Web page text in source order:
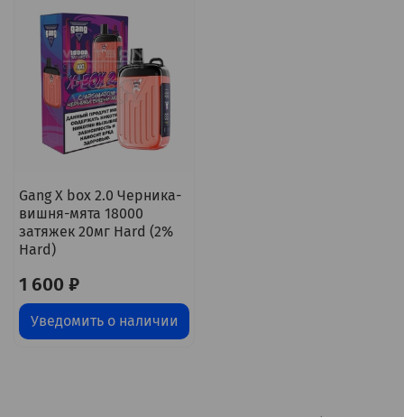
Gang X box 2.0 Черника-
вишня-мята 18000
затяжек 20мг Hard (2%
Hard)
1 600 ₽
Уведомить о наличии